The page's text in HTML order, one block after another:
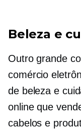
Beleza e
Outro grande
comércio
de beleza e
online que
cabelos e